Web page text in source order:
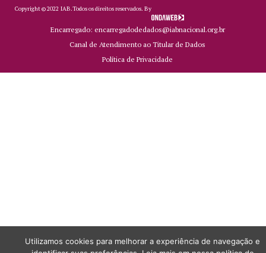
Copyright ©2022 IAB.Todos os direitos reservados. By
Encarregado: encarregadodedados@iabnacional.org.br
Canal de Atendimento ao Titular de Dados
Política de Privacidade
Utilizamos cookies para melhorar a experiência de navegação e